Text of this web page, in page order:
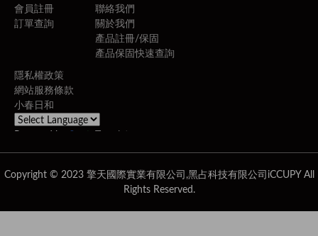
會員註冊
訂單查詢
聯絡我們
關於我們
產品註冊/保固
產品保固快速查詢
隱私權政策
網站服務條款
小春日和
Copyright © 2023 擎天國際實業有限公司,黑占科技有限公司iCCUPY All
Rights Reserved.